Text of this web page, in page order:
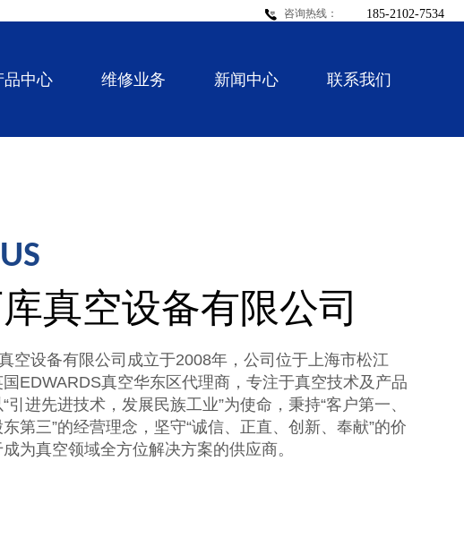
185-2102-7534
咨询热线：
品中心 维修业务 新闻中心 联系我们
设备有限公司成立于2008年，公司位于上海市松江
EDWARDS真空华东区代理商， 专注于真空技术及产品
“引进先进技术，发展民族工业”为使命，秉持“客户第一、
东第三”的经营理念，坚守“诚信、正直、创新、奉献”的价
为真空领域全方位解决方案的供应商。
US
真空设备有限公司